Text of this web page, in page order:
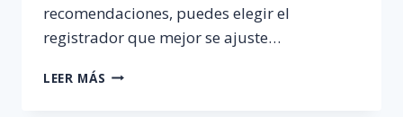
recomendaciones, puedes elegir el
registrador que mejor se ajuste…
LEER MÁS DONDE